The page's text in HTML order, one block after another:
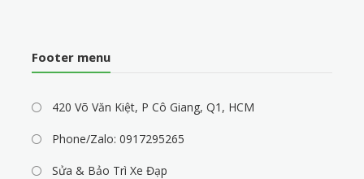
Footer menu
420 Võ Văn Kiệt, P Cô Giang, Q1, HCM
Phone/Zalo: 0917295265
Sửa & Bảo Trì Xe Đạp